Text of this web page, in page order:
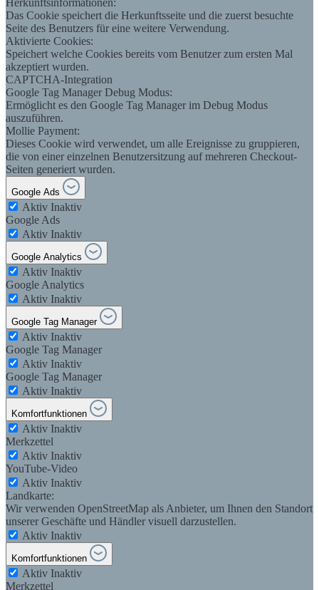
Herkunftsinformationen:
Das Cookie speichert die Herkunftsseite und die zuerst besuchte
Seite des Benutzers für eine weitere Verwendung.
Aktivierte Cookies:
Speichert welche Cookies bereits vom Benutzer zum ersten Mal
akzeptiert wurden.
CAPTCHA-Integration
Google Tag Manager Debug Modus:
Ermöglicht es den Google Tag Manager im Debug Modus
auszuführen.
Mollie Payment:
Dieses Cookie wird verwendet, um alle Ereignisse zu gruppieren,
die von einer einzelnen Benutzersitzung auf mehreren Checkout-
Seiten generiert wurden.
Google Ads
Aktiv Inaktiv
Google Ads
Aktiv Inaktiv
Google Analytics
Aktiv Inaktiv
Google Analytics
Aktiv Inaktiv
Google Tag Manager
Aktiv Inaktiv
Google Tag Manager
Aktiv Inaktiv
Google Tag Manager
Aktiv Inaktiv
Komfortfunktionen
Aktiv Inaktiv
Merkzettel
Aktiv Inaktiv
YouTube-Video
Aktiv Inaktiv
Landkarte:
Wir verwenden OpenStreetMap als Anbieter, um Ihnen den Standort
unserer Geschäfte und Händler visuell darzustellen.
Aktiv Inaktiv
Komfortfunktionen
Aktiv Inaktiv
Merkzettel